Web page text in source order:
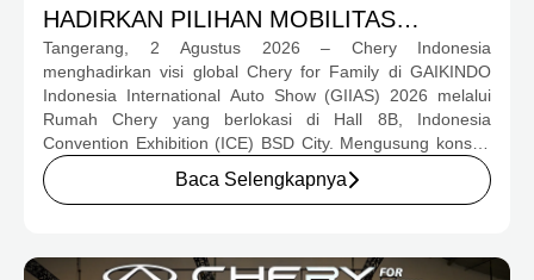
HADIRKAN PILIHAN MOBILITAS
LENGKAP DAN PROGRAM APRESIASI
KONSUMEN BERNILAI HAMPIR RP1
MILIAR
Tangerang, 2 Agustus 2026 – Chery Indonesia
menghadirkan visi global Chery for Family di GAIKINDO
Indonesia International Auto Show (GIIAS) 2026 melalui
Rumah Chery yang berlokasi di Hall 8B, Indonesia
Convention Exhibition (ICE) BSD City. Mengusung konsep
rumah yang hangat dan inklusif, Chery menghadirkan
pengalaman menyeluruh bagi keluarga Indonesia melalui
program apresiasi untuk konsumen.
Baca Selengkapnya